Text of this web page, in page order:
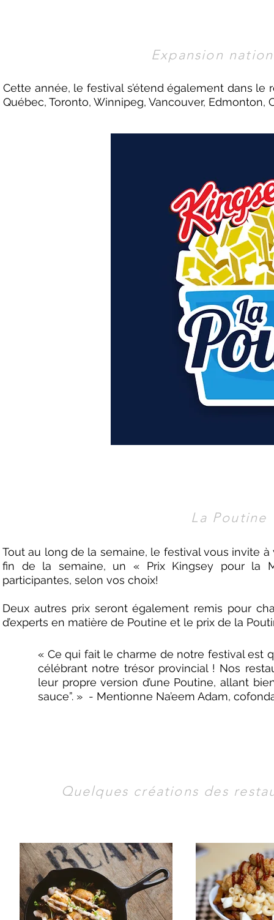
Expansion
Cette année, le festival s’étend également dans
Québec, Toronto, Winnipeg, Vancouver,
La Poutine
Tout au long de la semaine, le festival vous invite
fin de la semaine, un « Prix Kingsey pour la
participantes, selon vos choix!
Deux autres prix seront également remis pour
d’experts en matière de Poutine et le prix de la
« Ce qui fait le charme de notre festival est
célébrant notre trésor provincial ! Nos
leur propre version d’une Poutine, allant
sauce”. » - Mentionne Na’eem Adam,
Quelques créations des